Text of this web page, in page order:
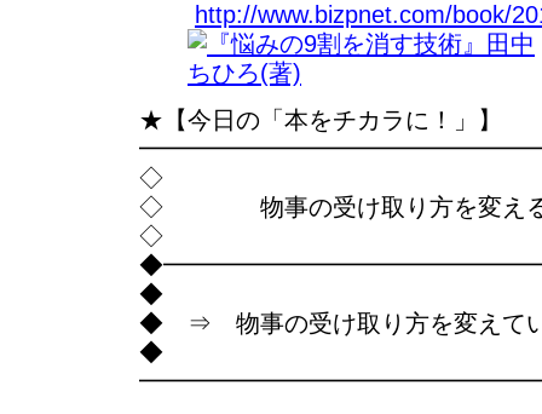
http://www.bizpnet.com/book/
★【今日の「本をチカラに！」】
◇
◇ 物事の受け取り方を変える
◇
◆
◆ ⇒ 物事の受け取り方を変えて
◆